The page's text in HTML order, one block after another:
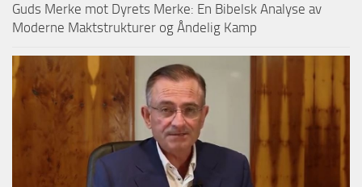
Guds Merke mot Dyrets Merke: En Bibelsk Analyse av
Moderne Maktstrukturer og Åndelig Kamp